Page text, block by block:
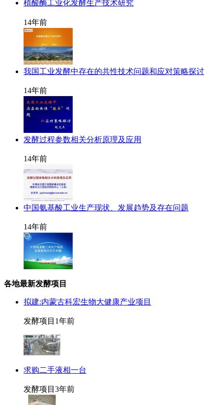
植酸酶工业化发酵生产技术研究
14年前
我国工业发酵中存在的共性技术问题和应对策略探讨
14年前
发酵过程参数相关分析原理及应用
14年前
中国氨基酸工业生产现状、发展趋势及存在问题
14年前
各地最新发酵项目
拟建:内蒙古科宏生物大健康产业项目
发酵项目 1年前
求购二手液相一台
发酵项目 3年前